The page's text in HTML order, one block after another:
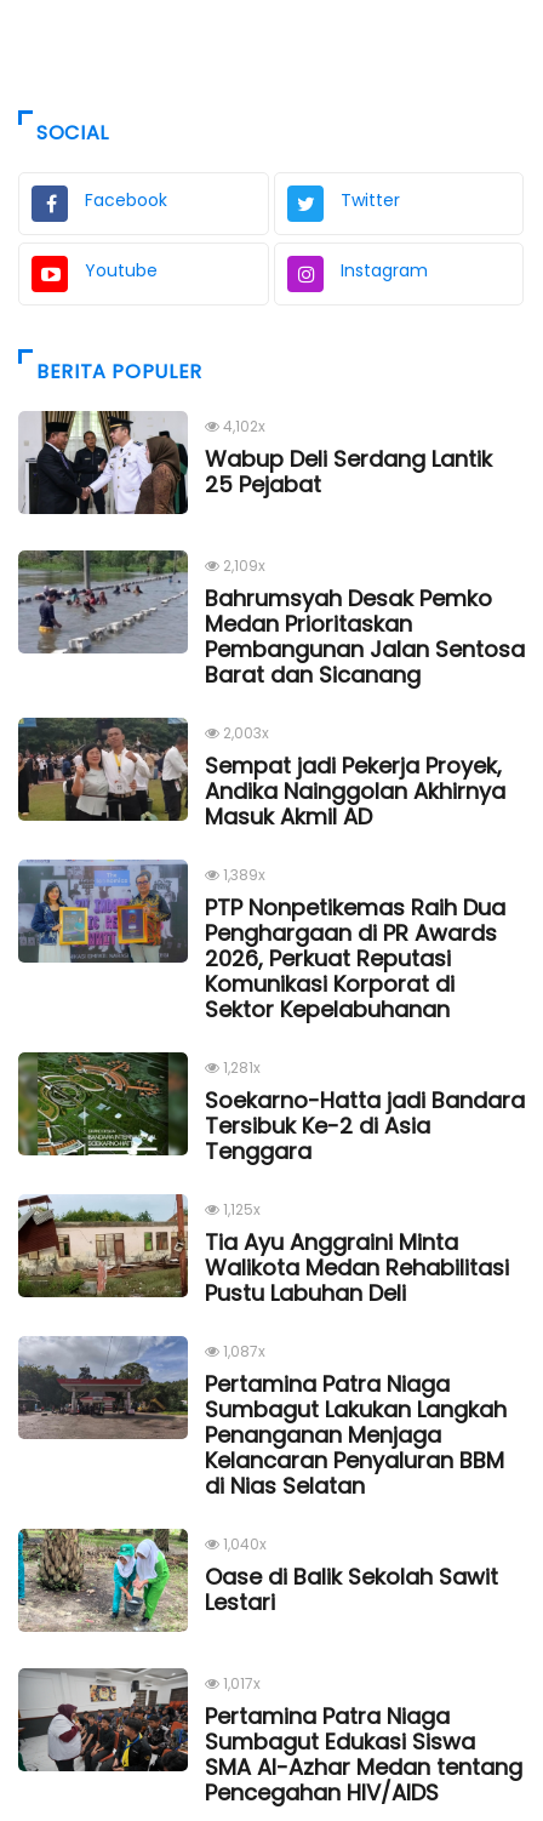
SOCIAL
Facebook Twitter
Youtube Instagram
BERITA POPULER
4,102x
Wabup Deli Serdang Lantik
25 Pejabat
2,109x
Bahrumsyah Desak Pemko
Medan Prioritaskan
Pembangunan Jalan Sentosa
Barat dan Sicanang
2,003x
Sempat jadi Pekerja Proyek,
Andika Nainggolan Akhirnya
Masuk Akmil AD
1,389x
PTP Nonpetikemas Raih Dua
Penghargaan di PR Awards
2026, Perkuat Reputasi
Komunikasi Korporat di
Sektor Kepelabuhanan
1,281x
Soekarno-Hatta jadi Bandara
Tersibuk Ke-2 di Asia
Tenggara
1,125x
Tia Ayu Anggraini Minta
Walikota Medan Rehabilitasi
Pustu Labuhan Deli
1,087x
Pertamina Patra Niaga
Sumbagut Lakukan Langkah
Penanganan Menjaga
Kelancaran Penyaluran BBM
di Nias Selatan
1,040x
Oase di Balik Sekolah Sawit
Lestari
1,017x
Pertamina Patra Niaga
Sumbagut Edukasi Siswa
SMA Al-Azhar Medan tentang
Pencegahan HIV/AIDS